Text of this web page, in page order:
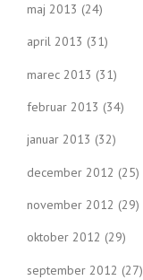
maj 2013 (24)
april 2013 (31)
marec 2013 (31)
februar 2013 (34)
januar 2013 (32)
december 2012 (25)
november 2012 (29)
oktober 2012 (29)
september 2012 (27)